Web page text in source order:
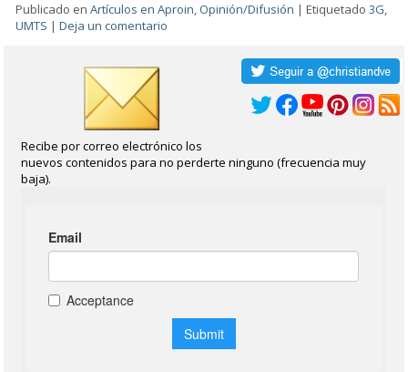
Publicado en Artículos en Aproin, Opinión/Difusión |Etiquetado 3G,
UMTS |Deja un comentario
Recibe por correo electrónico los
nuevos contenidos para no perderte ninguno (frecuencia muy
baja).